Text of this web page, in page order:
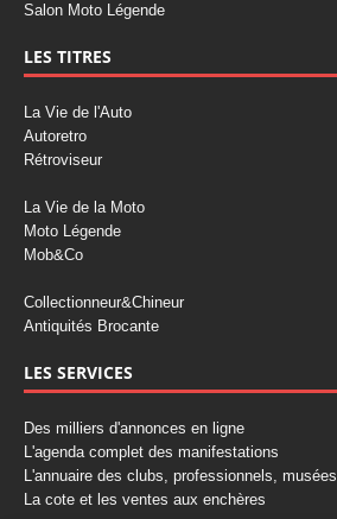
Salon Moto Légende
LES TITRES
La Vie de l'Auto
Autoretro
Rétroviseur
La Vie de la Moto
Moto Légende
Mob&Co
Collectionneur&Chineur
Antiquités Brocante
LES SERVICES
Des milliers d'annonces en ligne
L'agenda complet des manifestations
L'annuaire des clubs, professionnels, musées
La cote et les ventes aux enchères